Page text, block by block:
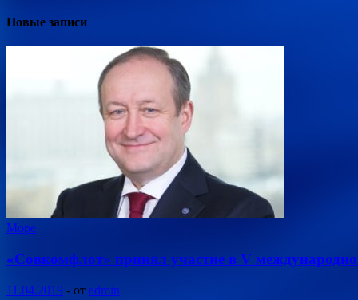
Новые записи
Море
«Совкомфлот» принял участие в V
11.04.2019 - от admin